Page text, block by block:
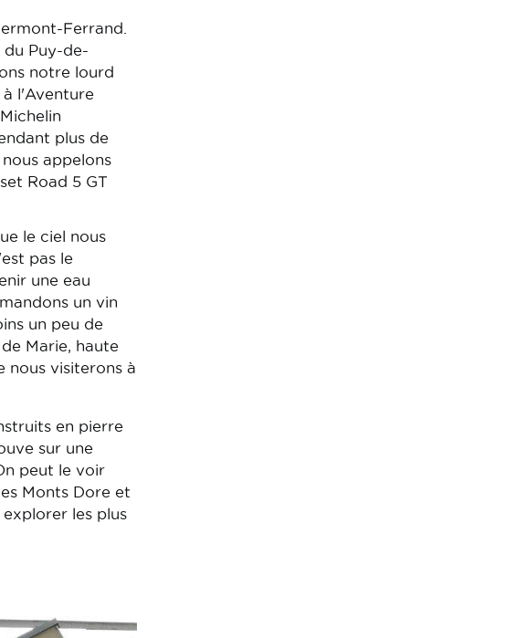
Ferrand.
Puy-de-
notre lourd
l'Aventure
plus de
appelons
Road 5 GT
le ciel nous
pas le
une eau
un vin
un peu de
Marie, haute
nous visiterons à
en pierre
sur une
peut le voir
Monts Dore et
les plus